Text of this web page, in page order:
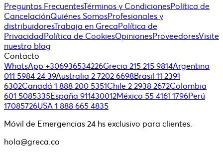
Preguntas FrecuentesTérminos y CondicionesPolítica de
CancelaciónQuiénes SomosProfesionales y
distribuidoresTrabaja en GrecaPolítica de
PrivacidadPolítica de CookiesOpinionesProveedoresVisite
nuestro blog
Contacto
WhatsApp +306936534226Grecia 215 215 9814Argentina
011 5984 24 39Australia 2 7202 6698Brasil 11 2391
6302Canadá 1 888 200 5351Chile 2 2938 2672Colombia
601 5085335España 911430012México 55 4161 1796Perú
17085726USA 1 888 665 4835
Móvil de Emergencias 24 hs exclusivo para clientes.
hola@greca.co